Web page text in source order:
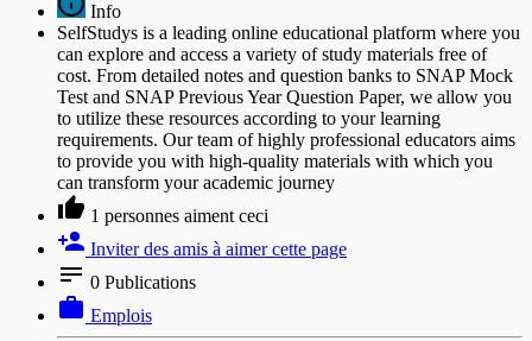
Info
SelfStudys is a leading online educational platform where you
can explore and access a variety of study materials free of
cost. From detailed notes and question banks to SNAP Mock
Test and SNAP Previous Year Question Paper, we allow you
to utilize these resources according to your learning
requirements. Our team of highly professional educators aims
to provide you with high-quality materials with which you
can transform your academic journey
1 personnes aiment ceci
Inviter des amis à aimer cette page
0 Publications
Emplois